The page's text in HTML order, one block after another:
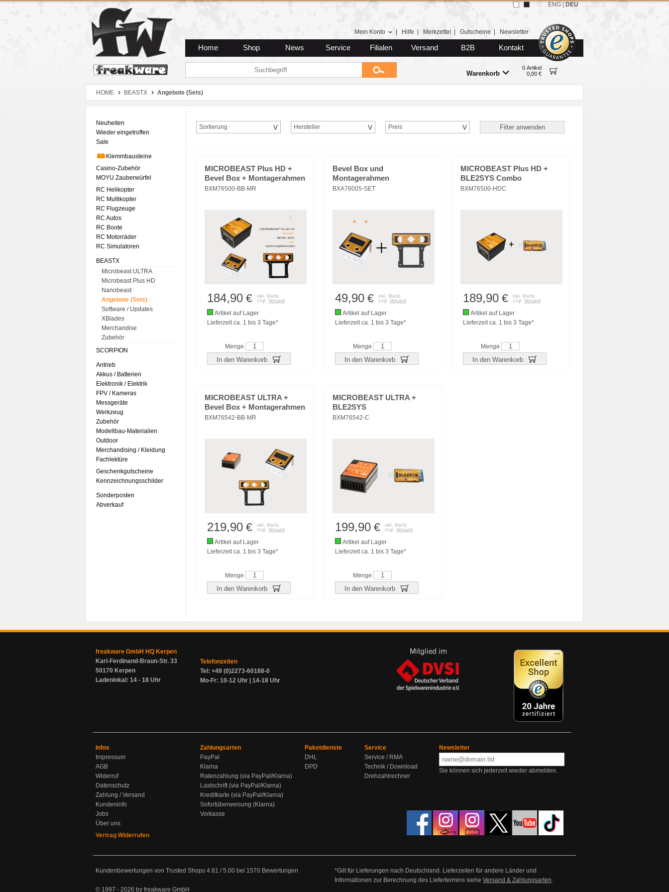
Zum Hauptmenue
Zum Seiteninhalt
Zum Warenkob
Mein Konto Hilfe Merkzettel Gutscheine Newsletter
Home Shop News Service Filialen Versand B2B Kontakt
Warenkorb
0 Artikel
0,00 €
ENG DEU
HOME BEASTX Angebote (Sets)
Neuheiten
Wieder eingetroffen
Sale
Klemmbausteine
Casino-Zubehör
MOYU Zauberwürfel
RC Helikopter
RC Multikopter
RC Flugzeuge
RC Autos
RC Boote
RC Motorräder
RC Simulatoren
BEASTX
Microbeast ULTRA
Microbeast Plus HD
Nanobeast
Angebote (Sets)
Software / Updates
XBlades
Merchandise
Zubehör
SCORPION
Antrieb
Akkus / Batterien
Elektronik / Elektrik
FPV / Kameras
Messgeräte
Werkzeug
Zubehör
Modellbau-Materialien
Outdoor
Merchandising / Kleidung
Fachlektüre
Geschenkgutscheine
Kennzeichnungsschilder
Sonderposten
Abverkauf
Sortierung Hersteller Preis
MICROBEAST Plus HD +
Bevel Box + Montagerahmen
BXM76500-BB-MR
184,90 €
inkl. MwSt.
zzgl. Versand
Artikel auf Lager
Lieferzeit ca. 1 bis 3 Tage*
Menge
In den Warenkorb
Bevel Box und
Montagerahmen
BXA76005-SET
49,90 €
inkl. MwSt.
zzgl. Versand
Artikel auf Lager
Lieferzeit ca. 1 bis 3 Tage*
Menge
In den Warenkorb
MICROBEAST Plus HD +
BLE2SYS Combo
BXM76500-HDC
189,90 €
inkl. MwSt.
zzgl. Versand
Artikel auf Lager
Lieferzeit ca. 1 bis 3 Tage*
Menge
In den Warenkorb
MICROBEAST ULTRA +
Bevel Box + Montagerahmen
BXM76542-BB-MR
219,90 €
inkl. MwSt.
zzgl. Versand
Artikel auf Lager
Lieferzeit ca. 1 bis 3 Tage*
Menge
In den Warenkorb
MICROBEAST ULTRA +
BLE2SYS
BXM76542-C
199,90 €
inkl. MwSt.
zzgl. Versand
Artikel auf Lager
Lieferzeit ca. 1 bis 3 Tage*
Menge
In den Warenkorb
freakware GmbH HQ Kerpen
Karl-Ferdinand-Braun-Str. 33
50170 Kerpen
Ladenlokal: 14 - 18 Uhr
Telefonzeiten
Tel: +49 (0)2273-60188-0
Mo-Fr: 10-12 Uhr | 14-18 Uhr
Infos
Impressum
AGB
Widerruf
Datenschutz
Zahlung / Versand
Kundeninfo
Jobs
Über uns
Vertrag Widerrufen
Zahlungsarten
PayPal
Klarna
Ratenzahlung (via PayPal/Klarna)
Lastschrift (via PayPal/Klarna)
Kreditkarte (via PayPal/Klarna)
Sofortüberweisung (Klarna)
Vorkasse
Paketdienste
DHL
DPD
Service
Service / RMA
Technik / Download
Drehzahlrechner
Newsletter
Sie können sich jederzeit wieder abmelden.
Kundenbewertungen von Trusted Shops 4.81 /5.00 bei 1570 Bewertungen
© 1997 - 2026 by freakware GmbH
*Gilt für Lieferungen nach Deutschland. Lieferzeiten für andere Länder und
Informationen zur Berechnung des Liefertermins siehe Versand & Zahlungsarten.